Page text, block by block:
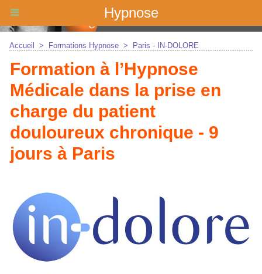
Hypnose
Accueil > Formations Hypnose > Paris - IN-DOLORE
Formation à l’Hypnose
Médicale dans la prise en
charge du patient
douloureux chronique - 9
jours à Paris